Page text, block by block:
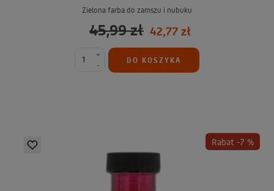
Zielona farba do zamszu i nubuku
45,99 zł 42,77 zł
-
+
DO KOSZYKA
Rabat -7 %